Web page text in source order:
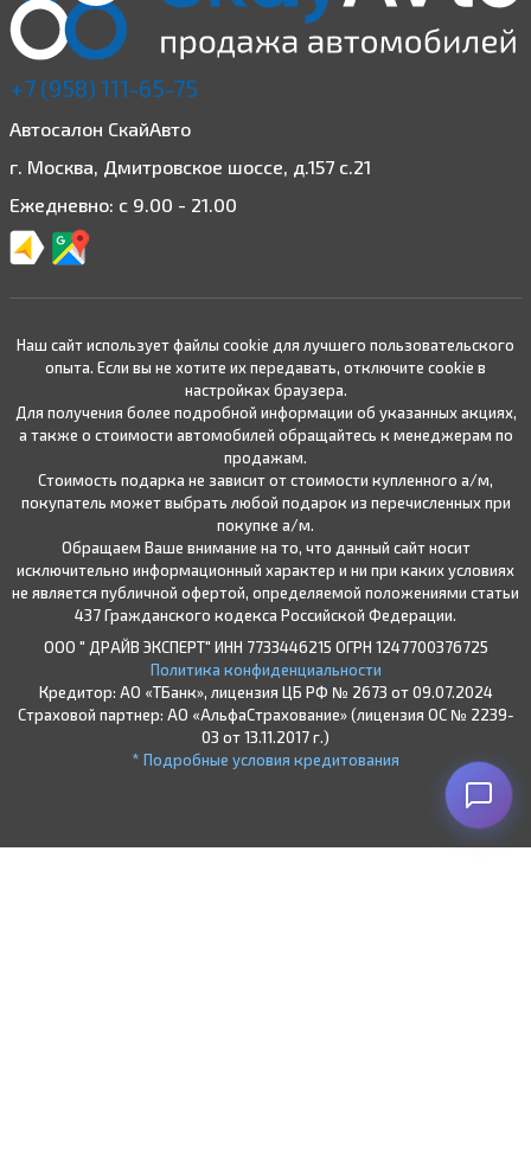
+7 (958) 111-65-75
Автосалон СкайАвто
г. Москва, Дмитровское шоссе, д.157 с.21
Ежедневно: с 9.00 - 21.00
Наш сайт использует файлы cookie для лучшего пользовательского
опыта. Если вы не хотите их передавать, отключите cookie в
настройках браузера.
Для получения более подробной информации об указанных акциях,
а также о стоимости автомобилей обращайтесь к менеджерам по
продажам.
Стоимость подарка не зависит от стоимости купленного а/м,
покупатель может выбрать любой подарок из перечисленных при
покупке а/м.
Обращаем Ваше внимание на то, что данный сайт носит
исключительно информационный характер и ни при каких условиях
не является публичной офертой, определяемой положениями статьи
437 Гражданского кодекса Российской Федерации.
ООО " ДРАЙВ ЭКСПЕРТ" ИНН 7733446215 ОГРН 1247700376725
Политика конфиденциальности
Кредитор: АО «ТБанк», лицензия ЦБ РФ № 2673 от 09.07.2024
Страховой партнер: АО «АльфаСтрахование» (лицензия ОС № 2239-
03 от 13.11.2017 г.)
* Подробные условия кредитования